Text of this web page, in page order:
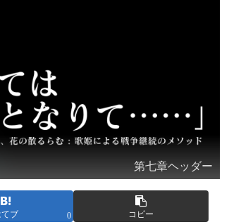
第七章ヘッダー
ブ 0 コピー